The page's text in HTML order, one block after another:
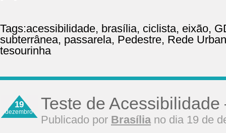
Tags:acessibilidade, brasília, ciclista, eixão,
subterrânea, passarela, Pedestre, Rede
tesourinha
19
dezembro Teste de Acessibilidade
Publicado por Brasíliano dia 19 de